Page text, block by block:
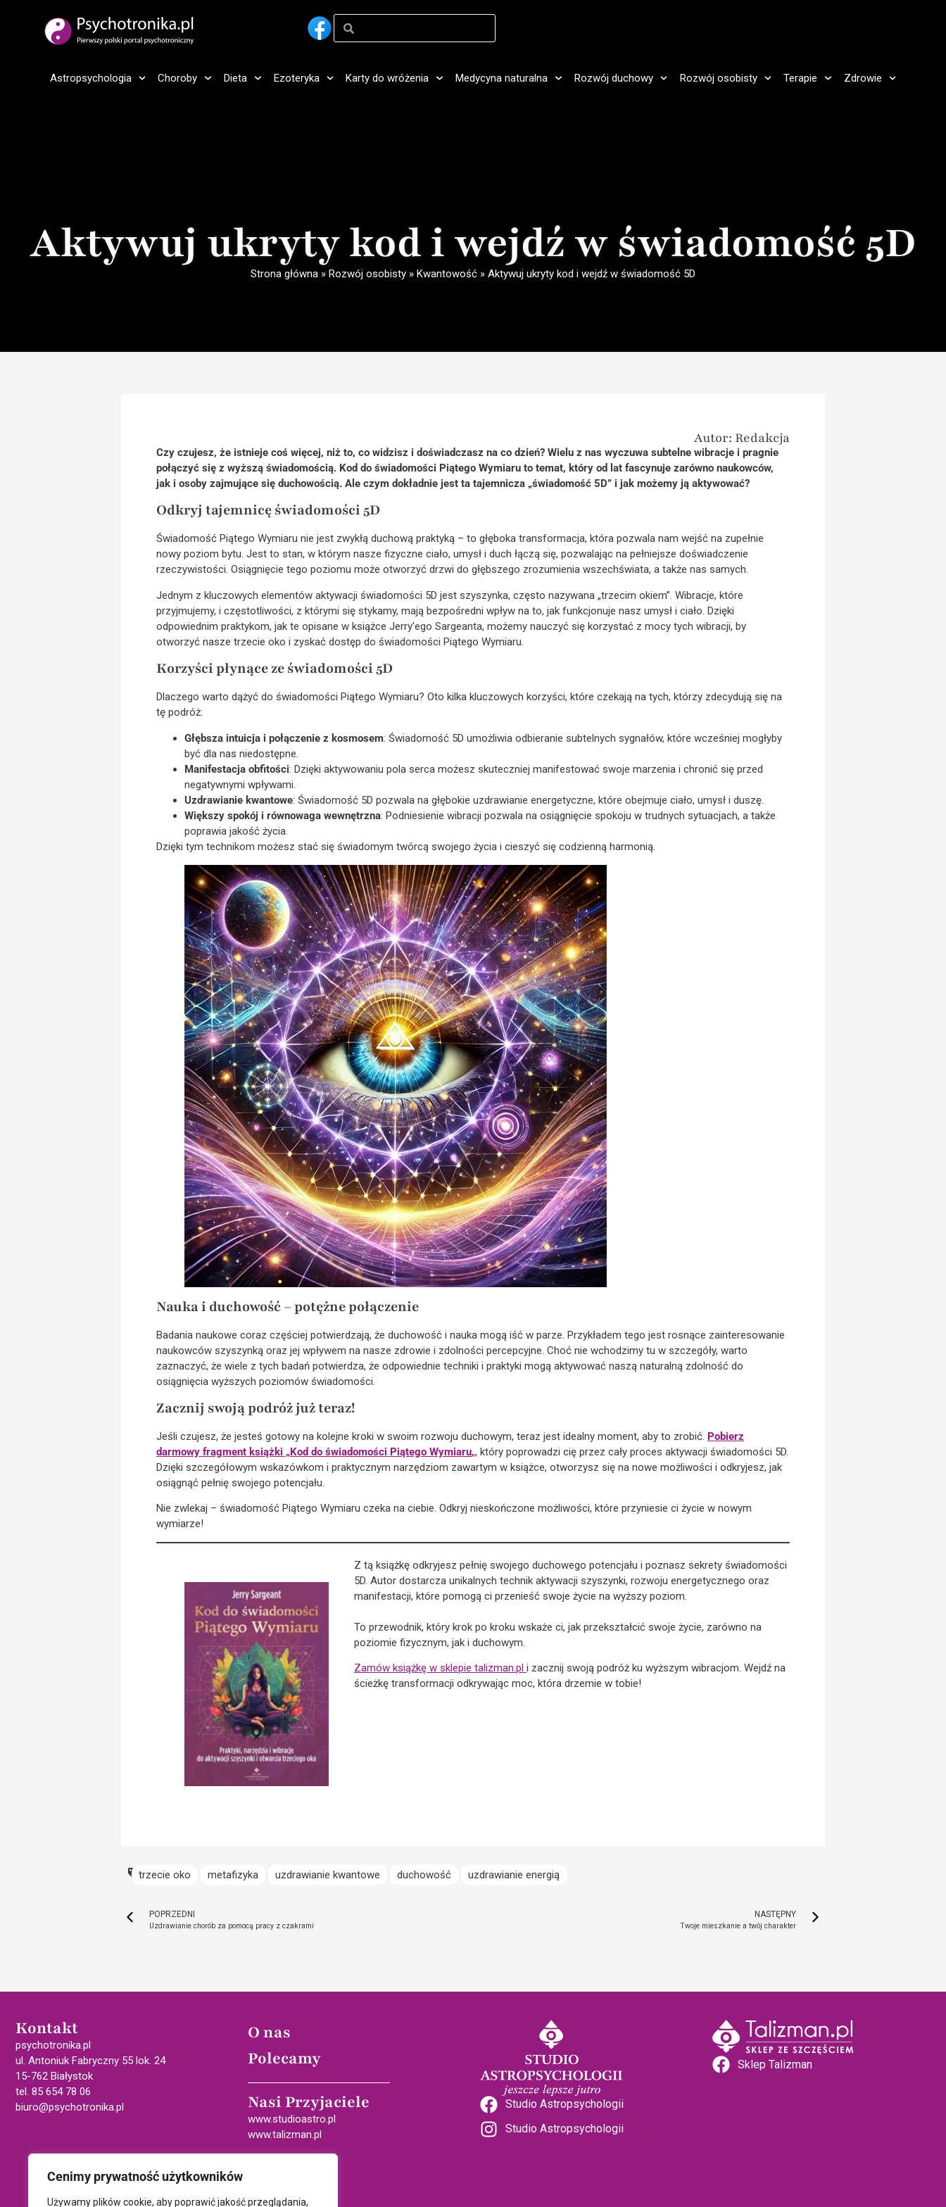
Cenimy prywatność użytkowników
Używamy plików cookie, aby poprawić jakość przeglądania,
Astropsychologia Choroby Dieta Ezoteryka Karty do wróżenia Medycyna naturalna Rozwój duchowy Rozwój osobisty Terapie Zdrowie
Aktywuj ukryty kod i wejdź w świadomość 5D
Strona główna » Rozwój osobisty » Kwantowość » Aktywuj ukryty kod i wejdź w świadomość 5D
Autor: Redakcja
Czy czujesz, że istnieje coś więcej, niż to, co widzisz i doświadczasz na co dzień? Wielu z nas wyczuwa subtelne wibracje i pragnie
połączyć się z wyższą świadomością. Kod do świadomości Piątego Wymiaru to temat, który od lat fascynuje zarówno naukowców,
jak i osoby zajmujące się duchowością. Ale czym dokładnie jest ta tajemnicza „świadomość 5D” i jak możemy ją aktywować?
Odkryj tajemnicę świadomości 5D
Świadomość Piątego Wymiaru nie jest zwykłą duchową praktyką – to głęboka transformacja, która pozwala nam wejść na zupełnie
nowy poziom bytu. Jest to stan, w którym nasze fizyczne ciało, umysł i duch łączą się, pozwalając na pełniejsze doświadczenie
rzeczywistości. Osiągnięcie tego poziomu może otworzyć drzwi do głębszego zrozumienia wszechświata, a także nas samych.
Jednym z kluczowych elementów aktywacji świadomości 5D jest szyszynka, często nazywana „trzecim okiem”. Wibracje, które
przyjmujemy, i częstotliwości, z którymi się stykamy, mają bezpośredni wpływ na to, jak funkcjonuje nasz umysł i ciało. Dzięki
odpowiednim praktykom, jak te opisane w książce Jerry’ego Sargeanta, możemy nauczyć się korzystać z mocy tych wibracji, by
otworzyć nasze trzecie oko i zyskać dostęp do świadomości Piątego Wymiaru.
Korzyści płynące ze świadomości 5D
Dlaczego warto dążyć do świadomości Piątego Wymiaru? Oto kilka kluczowych korzyści, które czekają na tych, którzy zdecydują się na
tę podróż:
Głębsza intuicja i połączenie z kosmosem: Świadomość 5D umożliwia odbieranie subtelnych sygnałów, które wcześniej mogłyby
być dla nas niedostępne.
Manifestacja obfitości: Dzięki aktywowaniu pola serca możesz skuteczniej manifestować swoje marzenia i chronić się przed
negatywnymi wpływami.
Uzdrawianie kwantowe: Świadomość 5D pozwala na głębokie uzdrawianie energetyczne, które obejmuje ciało, umysł i duszę.
Większy spokój i równowaga wewnętrzna: Podniesienie wibracji pozwala na osiągnięcie spokoju w trudnych sytuacjach, a także
poprawia jakość życia.
Dzięki tym technikom możesz stać się świadomym twórcą swojego życia i cieszyć się codzienną harmonią.
Nauka i duchowość – potężne połączenie
Badania naukowe coraz częściej potwierdzają, że duchowość i nauka mogą iść w parze. Przykładem tego jest rosnące zainteresowanie
naukowców szyszynką oraz jej wpływem na nasze zdrowie i zdolności percepcyjne. Choć nie wchodzimy tu w szczegóły, warto
zaznaczyć, że wiele z tych badań potwierdza, że odpowiednie techniki i praktyki mogą aktywować naszą naturalną zdolność do
osiągnięcia wyższych poziomów świadomości.
Zacznij swoją podróż już teraz!
Jeśli czujesz, że jesteś gotowy na kolejne kroki w swoim rozwoju duchowym, teraz jest idealny moment, aby to zrobić. Pobierz
darmowy fragment książki „Kod do świadomości Piątego Wymiaru„, który poprowadzi cię przez cały proces aktywacji świadomości 5D.
Dzięki szczegółowym wskazówkom i praktycznym narzędziom zawartym w książce, otworzysz się na nowe możliwości i odkryjesz, jak
osiągnąć pełnię swojego potencjału.
Nie zwlekaj – świadomość Piątego Wymiaru czeka na ciebie. Odkryj nieskończone możliwości, które przyniesie ci życie w nowym
wymiarze!
Z tą książkę odkryjesz pełnię swojego duchowego potencjału i poznasz sekrety świadomości
5D. Autor dostarcza unikalnych technik aktywacji szyszynki, rozwoju energetycznego oraz
manifestacji, które pomogą ci przenieść swoje życie na wyższy poziom.
To przewodnik, który krok po kroku wskaże ci, jak przekształcić swoje życie, zarówno na
poziomie fizycznym, jak i duchowym.
Zamów książkę w sklepie talizman.pl i zacznij swoją podróż ku wyższym wibracjom. Wejdź na
ścieżkę transformacji odkrywając moc, która drzemie w tobie!
trzecie oko metafizyka uzdrawianie kwantowe duchowość uzdrawianie energią
POPRZEDNI
Uzdrawianie chorób za pomocą pracy z czakrami
NASTĘPNY
Twoje mieszkanie a twój charakter
Kontakt
psychotronika.pl
ul. Antoniuk Fabryczny 55 lok. 24
15-762 Białystok
tel. 85 654 78 06
biuro@psychotronika.pl
O nas
Polecamy
Nasi Przyjaciele
www.studioastro.pl
www.talizman.pl
Studio Astropsychologii
Studio Astropsychologii
Sklep Talizman